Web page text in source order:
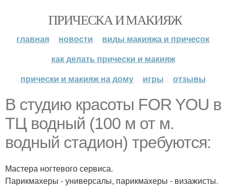
ПРИЧЕСКА И МАКИЯЖ
главная новости
виды макияжа и причесок
как делать прически и макияж
прически и макияж на дому
игры отзывы
В студию красоты FOR YOU в
ТЦ водный (100 м от м.
водный стадион) требуются:
Мастера ногтевого сервиса.
Парикмахеры - универсалы, парикмахеры - визажисты.